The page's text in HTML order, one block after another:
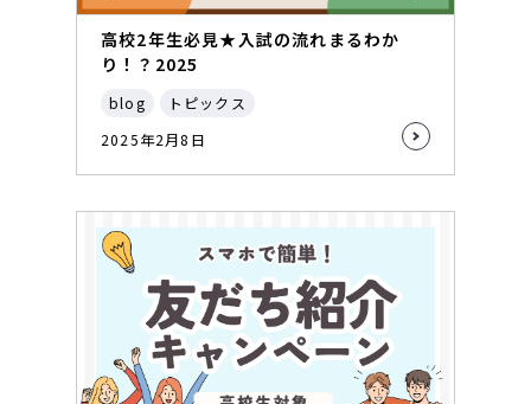
高校2年生必見★入試の流れまるわか
り！？2025
blog
トピックス
2025年2月8日